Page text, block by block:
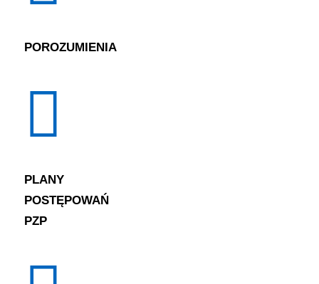
POROZUMIENIA
PLANY
POSTĘPOWAŃ
PZP